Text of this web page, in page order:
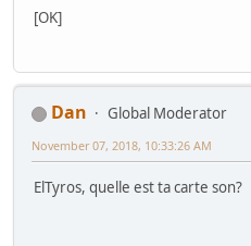
[OK]
Dan
Global Moderator
November 07, 2018, 10:33:26 AM
ElTyros, quelle est ta carte son?